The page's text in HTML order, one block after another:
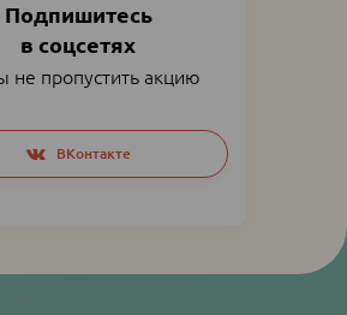
Подпишитесь
в соцсетях
не пропустить акцию
ВКонтакте